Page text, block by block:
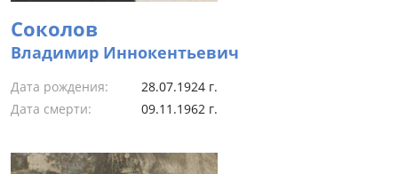
Соколов
Владимир Иннокентьевич
Дата рождения:
28.07.1924 г.
Дата смерти:
09.11.1962 г.